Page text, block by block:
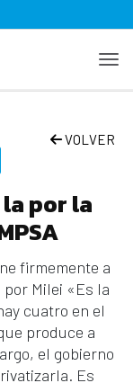
VOLVER
por la
firmemente a
Milei «Es la
cuatro en el
produce a
el gobierno
Es